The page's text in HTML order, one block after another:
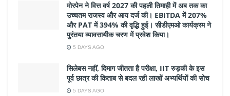
मोरपेन ने वित्त वर्ष 2027 की पहली तिमाही में अब तक का
उच्चतम राजस्व और आय दर्ज की। EBITDA में 207%
और PAT में 394% की वृद्धि हुई। सीडीएमओ कार्यक्रम ने
पुरंतया व्यावसायीक चरण में प्रवेश किया।
5 DAYS AGO
सिलेबस नहीं, दिमाग जीतता है परीक्षा, IIT रुड़की के इस
पूर्व छात्र की किताब से बदल रही लाखों अभ्यर्थियों की सोच
5 DAYS AGO